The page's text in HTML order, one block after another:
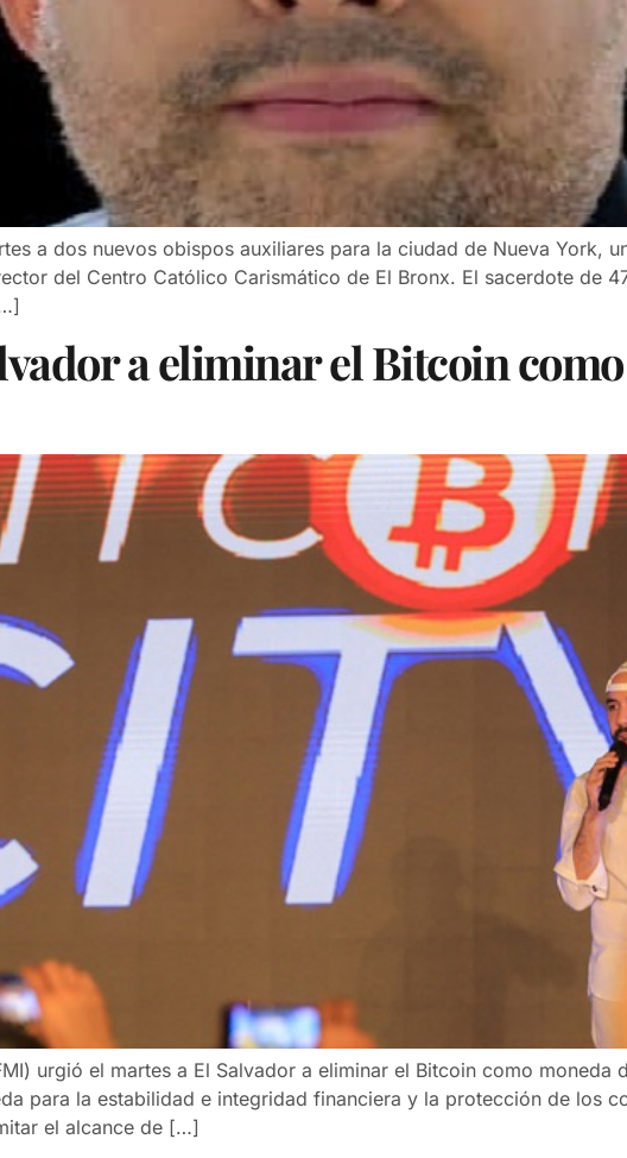
a dos nuevos obispos auxiliares para la ciudad de Nueva York,
del Centro Católico Carismático de El Bronx. El sacerdote de
a eliminar el Bitcoin
urgió el martes a El Salvador a eliminar el Bitcoin como moneda
para la estabilidad e integridad financiera y la protección de los
el alcance de […]